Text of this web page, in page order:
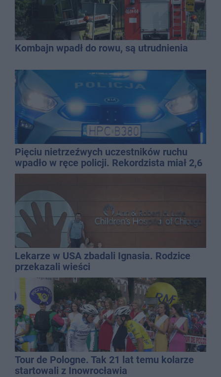
Kombajn wpadł do rowu, są utrudnienia
Pięciu nietrzeźwych uczestników ruchu
wpadło w ręce policji. Rekordzista miał 2,6
promila
Lekarze w USA zbadali Ignasia. Rodzice
przekazali wieści
Tour de Pologne. Tak 21 lat temu kolarze
startowali z Inowrocławia